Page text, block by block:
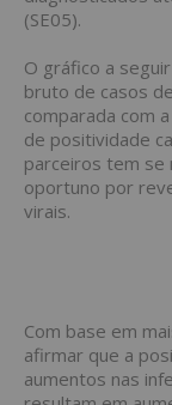
(SE05).
O gráfico a
bruto de casos
comparada com
de positividade
parceiros tem se
oportuno por
virais.
Com base em
afirmar que a
aumentos nas